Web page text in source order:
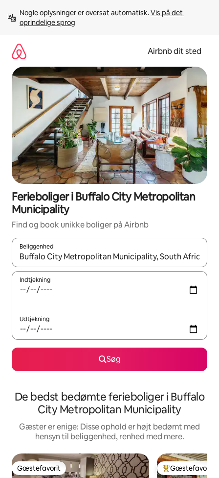
videre
Nogle oplysninger er oversat automatisk. Vis på det
oprindelige sprog
Airbnb dit sted
Ferieboliger i Buffalo City Metropolitan
Municipality
Find og book unikke boliger på Airbnb
Beliggenhed
Når resultaterne er tilgængelige, skal du navigere med
Indtjekning
Udtjekning
Søg
De bedst bedømte ferieboliger i Buffalo
City Metropolitan Municipality
Gæster er enige: Disse ophold er højt bedømt med
hensyn til beliggenhed, renhed med mere.
Gæstefavorit
Gæstefavorit Bedste
Gæstefavorit